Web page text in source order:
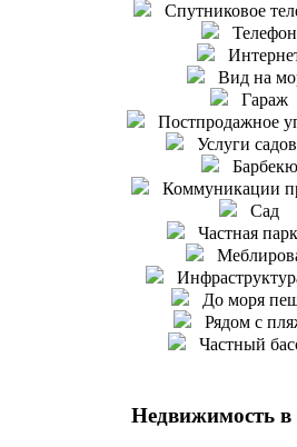
Спутниковое
Телефон
Вид на
Гараж
Постпродажное
Услуги
Барбекю
Коммуникации
Сад
Частная
До моря
Рядом с
Частный
Недвижимость в